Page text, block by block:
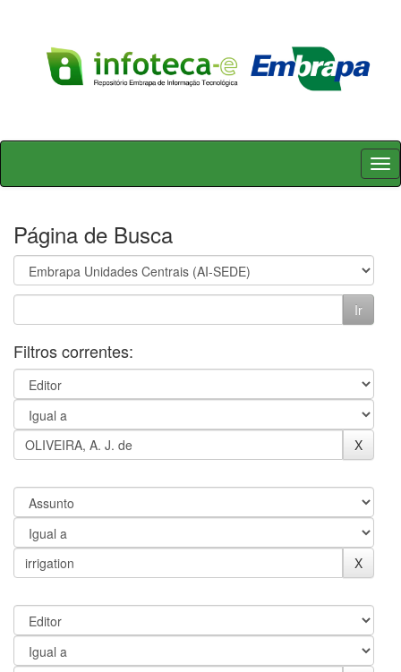
Skip
Página de Busca
Filtros correntes: